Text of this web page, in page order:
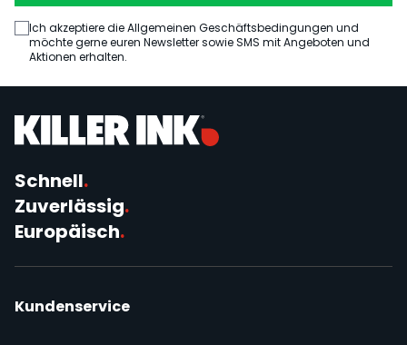
Ich akzeptiere die Allgemeinen Geschäftsbedingungen und
möchte gerne euren Newsletter sowie SMS mit Angeboten und
Aktionen erhalten.
Schnell.
Zuverlässig.
Europäisch.
Kundenservice